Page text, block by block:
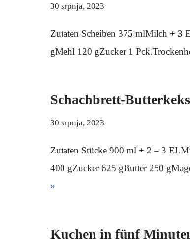
30 srpnja, 2023
Zutaten Scheiben 375 mlMilch + 3
gMehl 120 gZucker 1
Schachbrett-
30 srpnja, 2023
Zutaten Stücke 900 ml + 2 – 3
400 gZucker 625 gButter 250
»
Kuchen in fünf